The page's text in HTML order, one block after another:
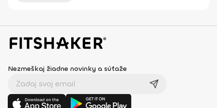
Nezmeškaj žiadne novinky a súťaže